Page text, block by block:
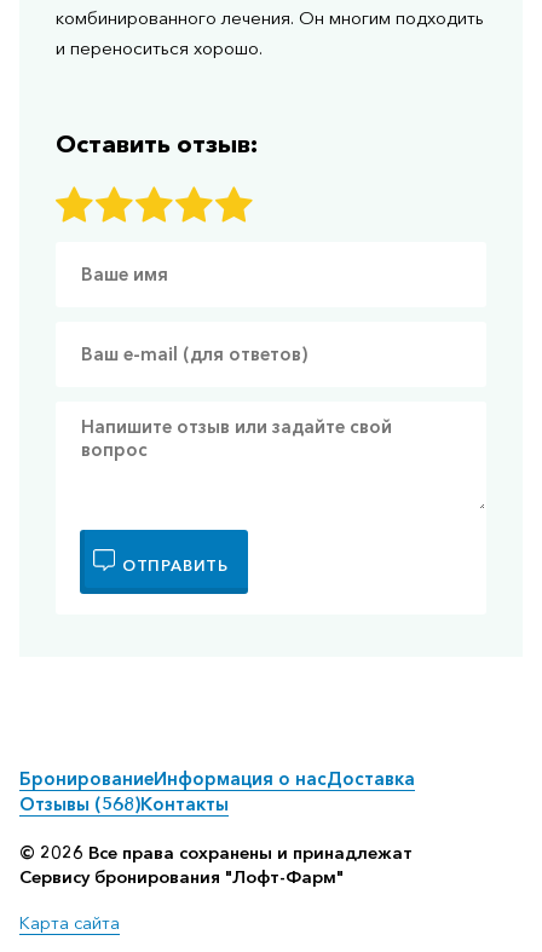
комбинированного лечения. Он многим подходить
и переноситься хорошо.
Оставить отзыв:
ОТПРАВИТЬ
БронированиеИнформация о насДоставка
Отзывы (568)Контакты
© 2026 Все права сохранены и принадлежат
Сервису бронирования "Лофт-Фарм"
Карта сайта